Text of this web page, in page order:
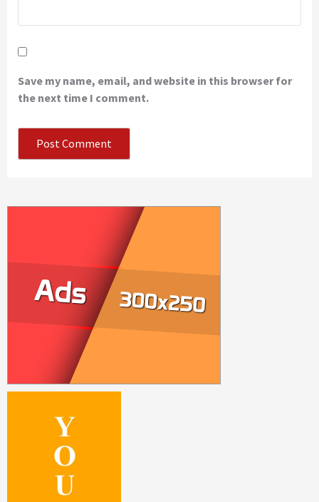
Save my name, email, and website in this browser for
the next time I comment.